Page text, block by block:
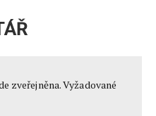
zveřejněna.Vyžadované